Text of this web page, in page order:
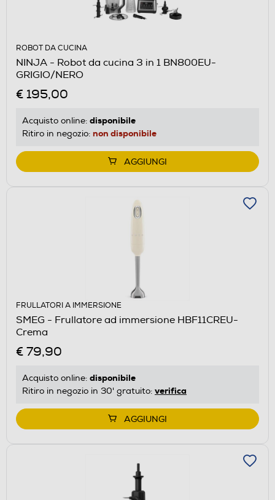
ROBOT DA CUCINA
NINJA - Robot da cucina 3 in 1 BN800EU-
GRIGIO/NERO
€ 195,00
Acquisto online: disponibile
Ritiro in negozio: non disponibile
AGGIUNGI
FRULLATORI A IMMERSIONE
SMEG - Frullatore ad immersione HBF11CREU-
Crema
€ 79,90
Acquisto online: disponibile
Ritiro in negozio in 30' gratuito: verifica
AGGIUNGI